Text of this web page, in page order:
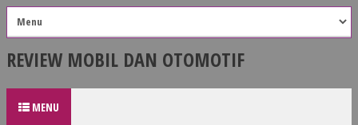
REVIEW MOBIL DAN OTOMOTIF
MENU